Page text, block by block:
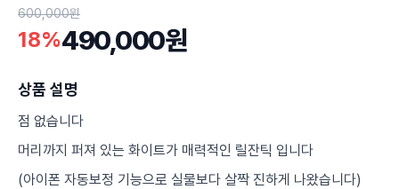
600,000원
18%490,000원
상품 설명
점 없습니다
머리까지 퍼져 있는 화이트가 매력적인 릴잔틱 입니다
(아이폰 자동보정 기능으로 실물보다 살짝 진하게 나왔습니다)